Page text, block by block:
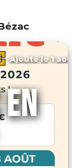
Ajouté le 1